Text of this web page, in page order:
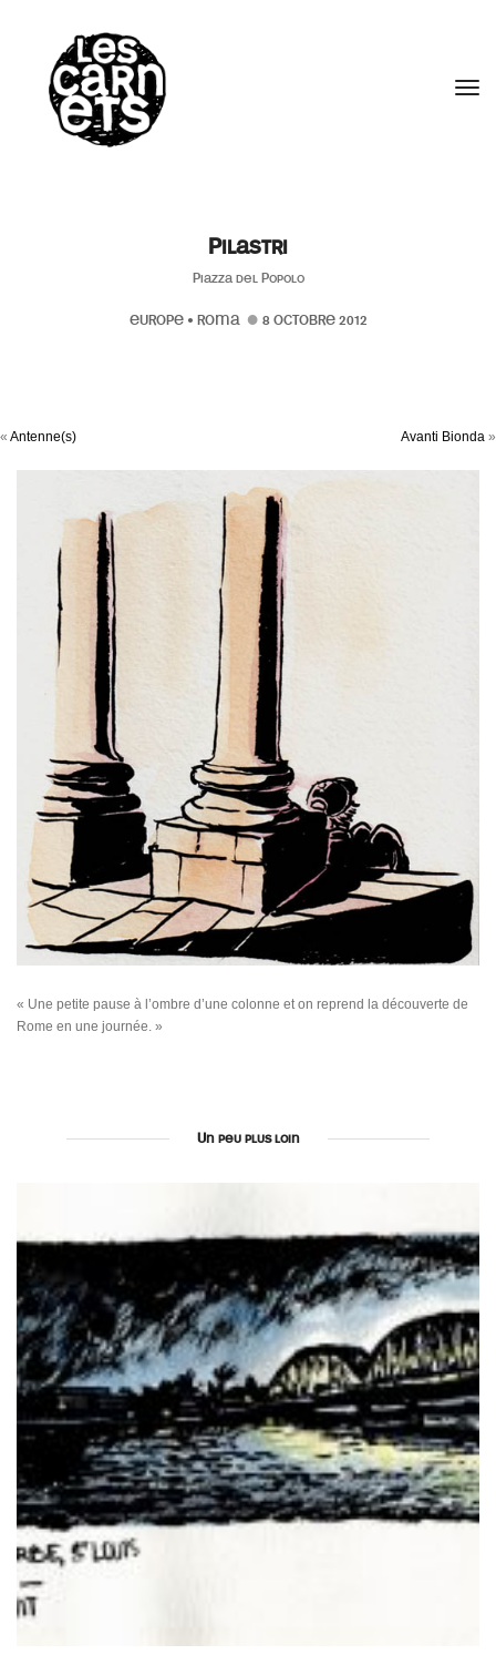
Pilastri
Piazza del Popolo
EUROPE• ROMA 8 OCTOBRE 2012
« Antenne(s) Avanti Bionda »
« Une petite pause à l’ombre d’une colonne et on reprend la découverte de
Rome en une journée. »
Un peu plus loin